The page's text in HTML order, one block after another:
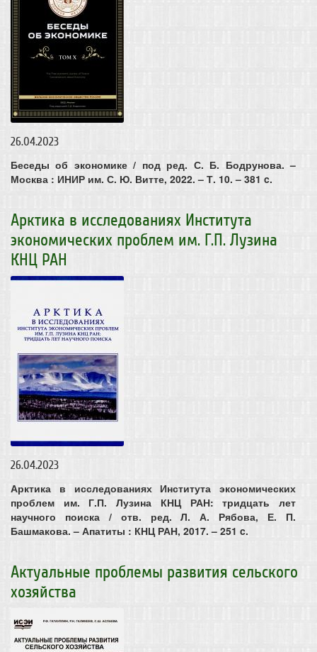
26.04.2023
Беседы об экономике / под ред. С. Б. Бодрунова. –
Москва : ИНИР им. С. Ю. Витте, 2022. – Т. 10. – 381 c.
Арктика в исследованиях Института
экономических проблем им. Г.П. Лузина
КНЦ РАН
26.04.2023
Арктика в исследованиях Института экономических
проблем им. Г.П. Лузина КНЦ РАН: тридцать лет
научного поиска / отв. ред. Л. А. Рябова, Е. П.
Башмакова. – Апатиты : КНЦ РАН, 2017. – 251 c.
Актуальные проблемы развития сельского
хозяйства